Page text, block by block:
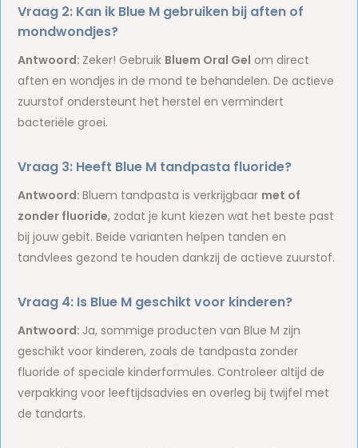
Vraag 2: Kan ik Blue M gebruiken bij aften of
mondwondjes?
Antwoord: Zeker! Gebruik Bluem Oral Gel om direct
aften en wondjes in de mond te behandelen. De actieve
zuurstof ondersteunt het herstel en vermindert
bacteriële groei.
Vraag 3: Heeft Blue M tandpasta fluoride?
Antwoord:Bluem tandpasta is verkrijgbaar met of
zonder fluoride, zodat je kunt kiezen wat het beste past
bij jouw gebit. Beide varianten helpen tanden en
tandvlees gezond te houden dankzij de actieve zuurstof.
Vraag 4: Is Blue M geschikt voor kinderen?
Antwoord: Ja, sommige producten van Blue M zijn
geschikt voor kinderen, zoals de tandpasta zonder
fluoride of speciale kinderformules. Controleer altijd de
verpakking voor leeftijdsadvies en overleg bij twijfel met
de tandarts.